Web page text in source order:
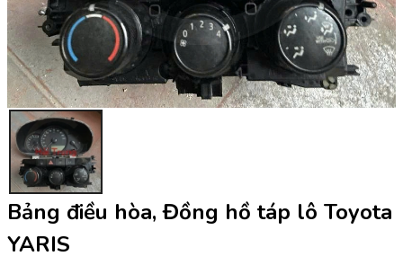
Bảng điều hòa, Đồng hồ táp lô Toyota
YARIS